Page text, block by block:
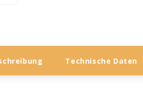
Technische Daten